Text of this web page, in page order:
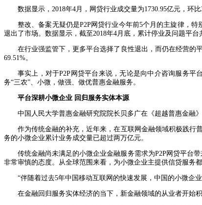
数据显示，2018年4月，网贷行业成交量为1730.95亿元，环
整改、备案无疑仍是P2P网贷行业今年前5个月的主旋律，
退出了市场。数据显示，截至2018年4月底，累计停业及问题平台
在行业强监管下，更多平台选择了良性退出，而仍在经营的
69.51%。
事实上，对于P2P网贷平台来说，无论是向中介咨询服务
务“三农”、小微，做强、做优普惠金融服务。
平台深耕小微企业 回归服务实体本源
中国人民大学普惠金融研究院院长贝多广在《超越普惠金融
作为传统金融的补充，近年来，在互联网金融领域积极践行
务的小微企业累计业务成交量已超过两万亿元。
传统金融尚未满足的小微企业金融服务需求为P2P网贷平台
非常审慎的态度。从全球范围来看，为小微企业主提供信贷服务
“伴随着过去5年中国移动互联网的快速发展，中国的小微企
在金融回归服务实体经济的当下，新金融领域的从业者开始